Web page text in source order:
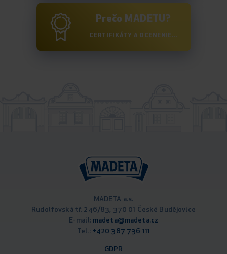
Prečo MADETU?
CERTIFIKÁTY A OCENENIE...
MADETA a.s.
Rudolfovská tř. 246/83, 370 01 České Budějovice
E-mail: madeta@madeta.cz
Tel.: +420 387 736 111
GDPR